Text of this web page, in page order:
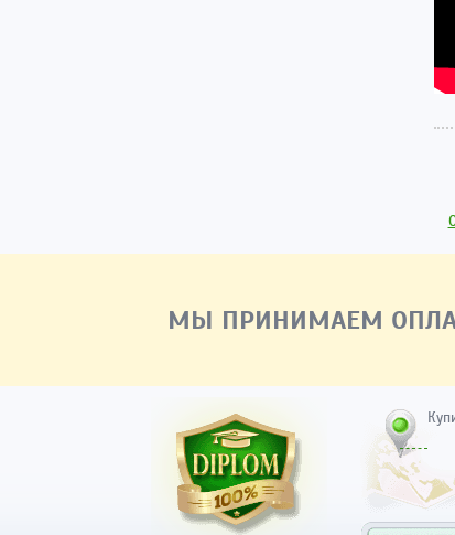
МЫ ПРИНИМАЕМ